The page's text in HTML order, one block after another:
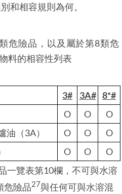
和相容規則為何。
危險品，以及屬於第8類危
料的相容性列表
3# 3A# 8*#
O O
O
油（3A）
O O
O
O O
O
一覽表第10欄，不可與水溶
危險品27與任何可與水溶混